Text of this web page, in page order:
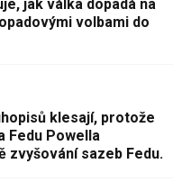
jak válka dopadá na
volbami do
klesají, protože
Fedu Powella
zvyšování sazeb Fedu.